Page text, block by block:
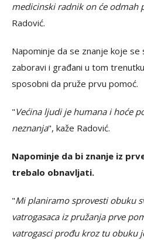
medicinski radnik on će odmah
Radović.
Napominje da se znanje koje
zaboravi i građani u tom
sposobni da pruže prvu pomoć.
"Većina ljudi je humana i hoće
neznanja", kaže Radović.
Napominje da bi znanje iz
trebalo obnavljati.
"Mi planiramo sprovesti obuku
vatrogasaca iz pružanja prve
vatrogasci prođu kroz tu obuku